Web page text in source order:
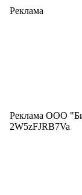
Реклама
Реклама ООО
2W5zFJRB7Va